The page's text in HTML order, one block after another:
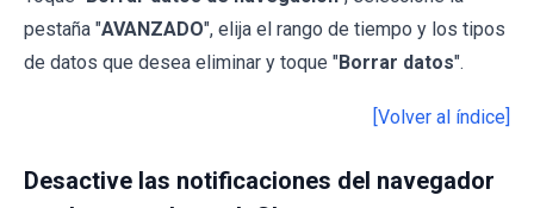
pestaña "AVANZADO", elija el rango de tiempo y los tipos
de datos que desea eliminar y toque "Borrar datos".
[Volver al índice]
Desactive las notificaciones del navegador